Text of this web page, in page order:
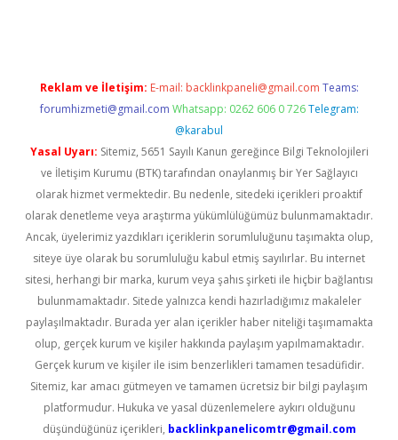
Reklam ve İletişim: E-mail: backlinkpaneli@gmail.com Teams:
forumhizmeti@gmail.com Whatsapp: 0262 606 0 726 Telegram:
@karabul
Yasal Uyarı: Sitemiz, 5651 Sayılı Kanun gereğince Bilgi Teknolojileri
ve İletişim Kurumu (BTK) tarafından onaylanmış bir Yer Sağlayıcı
olarak hizmet vermektedir. Bu nedenle, sitedeki içerikleri proaktif
olarak denetleme veya araştırma yükümlülüğümüz bulunmamaktadır.
Ancak, üyelerimiz yazdıkları içeriklerin sorumluluğunu taşımakta olup,
siteye üye olarak bu sorumluluğu kabul etmiş sayılırlar. Bu internet
sitesi, herhangi bir marka, kurum veya şahıs şirketi ile hiçbir bağlantısı
bulunmamaktadır. Sitede yalnızca kendi hazırladığımız makaleler
paylaşılmaktadır. Burada yer alan içerikler haber niteliği taşımamakta
olup, gerçek kurum ve kişiler hakkında paylaşım yapılmamaktadır.
Gerçek kurum ve kişiler ile isim benzerlikleri tamamen tesadüfidir.
Sitemiz, kar amacı gütmeyen ve tamamen ücretsiz bir bilgi paylaşım
platformudur. Hukuka ve yasal düzenlemelere aykırı olduğunu
düşündüğünüz içerikleri, backlinkpanelicomtr@gmail.com